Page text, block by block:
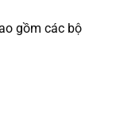
gồm các bộ